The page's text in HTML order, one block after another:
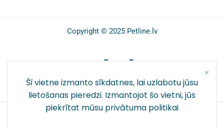
Šī vietne izmanto sīkdatnes, lai uzlabotu jūsu
lietošanas pieredzi. Izmantojot šo vietni, jūs
piekrītat mūsu privātuma politikai
Copyright © 2025 Petline.lv
SOCIĀLIE TĪKLI